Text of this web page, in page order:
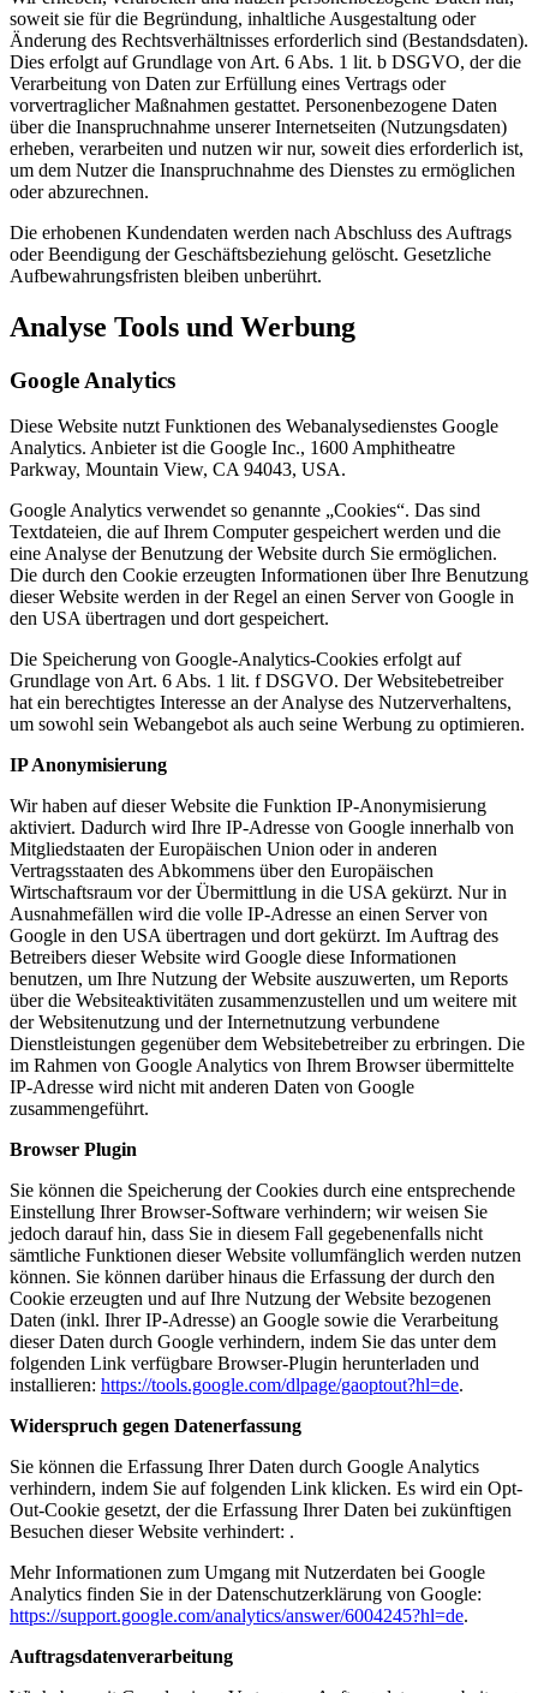
soweit sie für die Begründung, inhaltliche Ausgestaltung oder
Änderung des Rechtsverhältnisses erforderlich sind (Bestandsdaten).
Dies erfolgt auf Grundlage von Art. 6 Abs. 1 lit. b DSGVO, der die
Verarbeitung von Daten zur Erfüllung eines Vertrags oder
vorvertraglicher Maßnahmen gestattet. Personenbezogene Daten
über die Inanspruchnahme unserer Internetseiten (Nutzungsdaten)
erheben, verarbeiten und nutzen wir nur, soweit dies erforderlich ist,
um dem Nutzer die Inanspruchnahme des Dienstes zu ermöglichen
oder abzurechnen.
Die erhobenen Kundendaten werden nach Abschluss des Auftrags
oder Beendigung der Geschäftsbeziehung gelöscht. Gesetzliche
Aufbewahrungsfristen bleiben unberührt.
Analyse Tools und Werbung
Google Analytics
Diese Website nutzt Funktionen des Webanalysedienstes Google
Analytics. Anbieter ist die Google Inc., 1600 Amphitheatre
Parkway, Mountain View, CA 94043, USA.
Google Analytics verwendet so genannte „Cookies“. Das sind
Textdateien, die auf Ihrem Computer gespeichert werden und die
eine Analyse der Benutzung der Website durch Sie ermöglichen.
Die durch den Cookie erzeugten Informationen über Ihre Benutzung
dieser Website werden in der Regel an einen Server von Google in
den USA übertragen und dort gespeichert.
Die Speicherung von Google-Analytics-Cookies erfolgt auf
Grundlage von Art. 6 Abs. 1 lit. f DSGVO. Der Websitebetreiber
hat ein berechtigtes Interesse an der Analyse des Nutzerverhaltens,
um sowohl sein Webangebot als auch seine Werbung zu optimieren.
IP Anonymisierung
Wir haben auf dieser Website die Funktion IP-Anonymisierung
aktiviert. Dadurch wird Ihre IP-Adresse von Google innerhalb von
Mitgliedstaaten der Europäischen Union oder in anderen
Vertragsstaaten des Abkommens über den Europäischen
Wirtschaftsraum vor der Übermittlung in die USA gekürzt. Nur in
Ausnahmefällen wird die volle IP-Adresse an einen Server von
Google in den USA übertragen und dort gekürzt. Im Auftrag des
Betreibers dieser Website wird Google diese Informationen
benutzen, um Ihre Nutzung der Website auszuwerten, um Reports
über die Websiteaktivitäten zusammenzustellen und um weitere mit
der Websitenutzung und der Internetnutzung verbundene
Dienstleistungen gegenüber dem Websitebetreiber zu erbringen. Die
im Rahmen von Google Analytics von Ihrem Browser übermittelte
IP-Adresse wird nicht mit anderen Daten von Google
zusammengeführt.
Browser Plugin
Sie können die Speicherung der Cookies durch eine entsprechende
Einstellung Ihrer Browser-Software verhindern; wir weisen Sie
jedoch darauf hin, dass Sie in diesem Fall gegebenenfalls nicht
sämtliche Funktionen dieser Website vollumfänglich werden nutzen
können. Sie können darüber hinaus die Erfassung der durch den
Cookie erzeugten und auf Ihre Nutzung der Website bezogenen
Daten (inkl. Ihrer IP-Adresse) an Google sowie die Verarbeitung
dieser Daten durch Google verhindern, indem Sie das unter dem
folgenden Link verfügbare Browser-Plugin herunterladen und
installieren: https://tools.google.com/dlpage/gaoptout?hl=de.
Widerspruch gegen Datenerfassung
Sie können die Erfassung Ihrer Daten durch Google Analytics
verhindern, indem Sie auf folgenden Link klicken. Es wird ein Opt-
Out-Cookie gesetzt, der die Erfassung Ihrer Daten bei zukünftigen
Besuchen dieser Website verhindert: .
Mehr Informationen zum Umgang mit Nutzerdaten bei Google
Analytics finden Sie in der Datenschutzerklärung von Google:
https://support.google.com/analytics/answer/6004245?hl=de.
Auftragsdatenverarbeitung